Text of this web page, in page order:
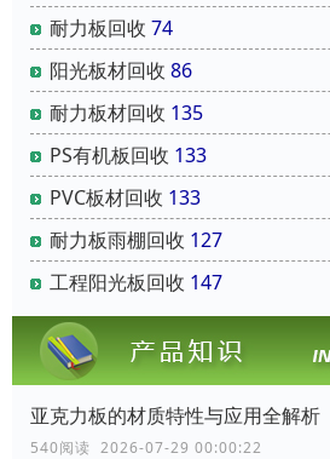
耐力板回收 74
阳光板材回收 86
耐力板材回收 135
PS有机板回收 133
PVC板材回收 133
耐力板雨棚回收 127
工程阳光板回收 147
亚克力板的材质特性与应用全解析
540阅读 2026-07-29 00:00:22